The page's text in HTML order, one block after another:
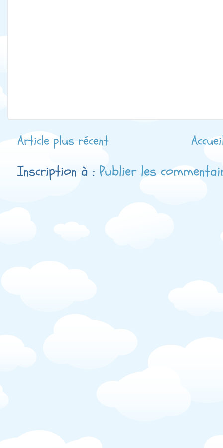
Article plus récent
Inscription à : Publier les